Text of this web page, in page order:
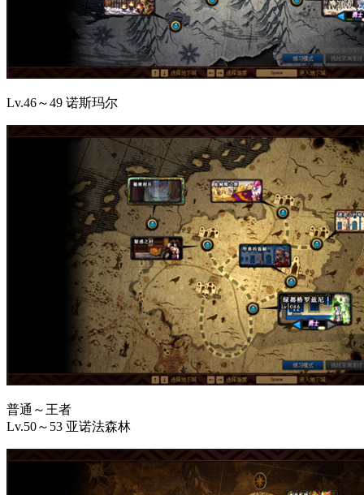
Lv.46～49 诺斯玛尔
普通～王者
Lv.50～53 亚诺法森林